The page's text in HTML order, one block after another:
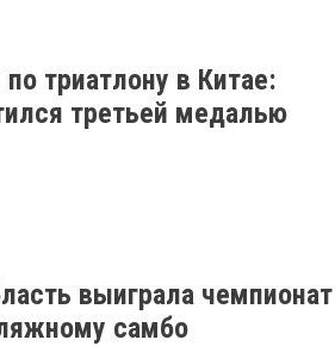
триатлону в Китае:
третьей медалью
выиграла чемпионат
самбо